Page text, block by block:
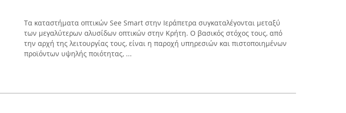
Τα καταστήματα οπτικών See Smart στην Ιεράπετρα συγκαταλέγονται μεταξύ
των μεγαλύτερων αλυσίδων οπτικών στην Κρήτη. Ο βασικός στόχος τους, από
την αρχή της λειτουργίας τους, είναι η παροχή υπηρεσιών και πιστοποιημένων
προϊόντων υψηλής ποιότητας, ...